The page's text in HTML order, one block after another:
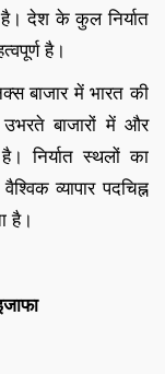
है। देश के कुल निर्यात
है।
बाजार में भारत की
बाजारों में और
निर्यात स्थलों का
व्यापार पदचिह्न
है।